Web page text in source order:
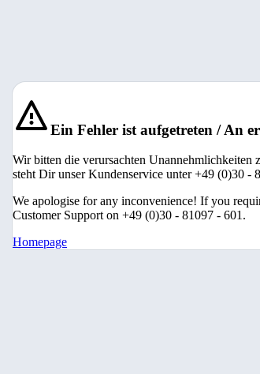
Ein Fehler ist aufgetreten / An
Wir bitten die verursachten
steht Dir unser Kundenservice unter +49 (0)30 -
We apologise for any inconvenience! If you
Customer Support on +49 (0)30 - 81097 - 601.
Homepage